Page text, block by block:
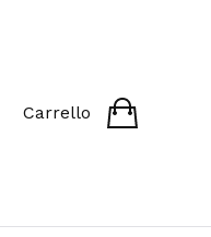
Carrello